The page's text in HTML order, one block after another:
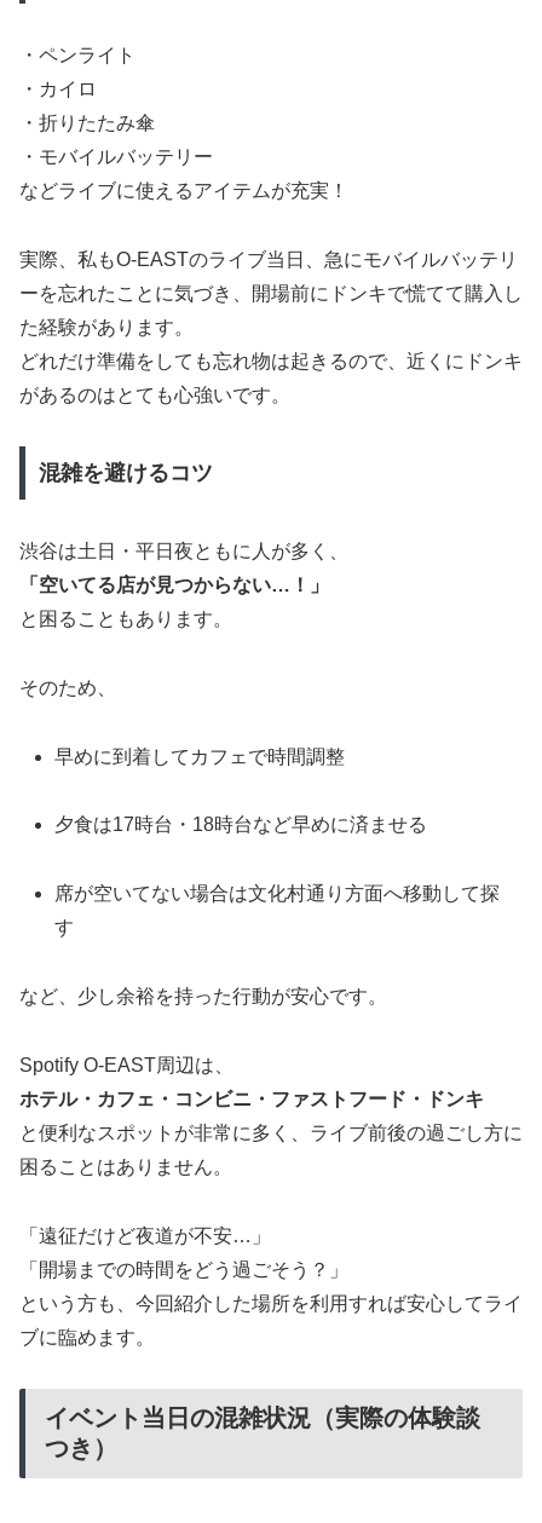
・ペンライト
・カイロ
・折りたたみ傘
・モバイルバッテリー
などライブに使えるアイテムが充実！
実際、私もO-EASTのライブ当日、急にモバイルバッテリ
ーを忘れたことに気づき、開場前にドンキで慌てて購入し
た経験があります。
どれだけ準備をしても忘れ物は起きるので、近くにドンキ
があるのはとても心強いです。
混雑を避けるコツ
渋谷は土日・平日夜ともに人が多く、
「空いてる店が見つからない…！」
と困ることもあります。
そのため、
早めに到着してカフェで時間調整
夕食は17時台・18時台など早めに済ませる
席が空いてない場合は文化村通り方面へ移動して探
す
など、少し余裕を持った行動が安心です。
Spotify O-EAST周辺は、
ホテル・カフェ・コンビニ・ファストフード・ドンキ
と便利なスポットが非常に多く、ライブ前後の過ごし方に
困ることはありません。
「遠征だけど夜道が不安…」
「開場までの時間をどう過ごそう？」
という方も、今回紹介した場所を利用すれば安心してライ
ブに臨めます。
イベント当日の混雑状況（実際の体験談
つき）